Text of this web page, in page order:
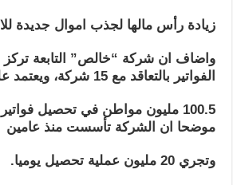
زيادة رأس مالها لجذب اموال جديدة
واضاف ان شركة “خالص” التابعة
الفواتير بالتعاقد مع 15 شركة، ويعتمد عليها
100.5 مليون مواطن في تحصيل فواتير
موضحا ان الشركة تأسست منذ عامين
وتجري 20 مليون عملية تحصيل يوميا.